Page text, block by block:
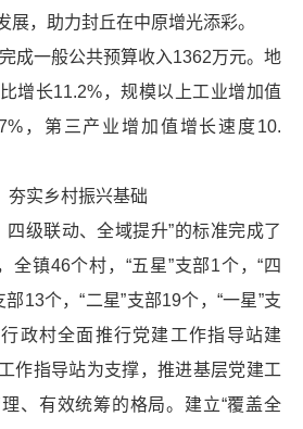
展，助力封丘在中原增光添彩。
一般公共预算收入1362万元。地
增长11.2%，规模以上工业增加值
，第三产业增加值增长速度10.
实乡村振兴基础
级联动、全域提升”的标准完成了
全镇46个村，“五星”支部1个，“四
部13个，“二星”支部19个，“一星”支
政村全面推行党建工作指导站建
作指导站为支撑，推进基层党建工
、有效统筹的格局。建立“覆盖全